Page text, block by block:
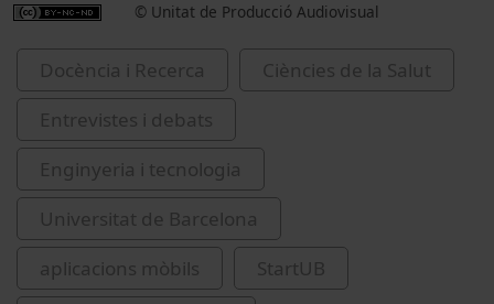
© Unitat de Producció Audiovisual
Docència i Recerca
Ciències de la Salut
Entrevistes i debats
Enginyeria i tecnologia
Universitat de Barcelona
aplicacions mòbils
StartUB